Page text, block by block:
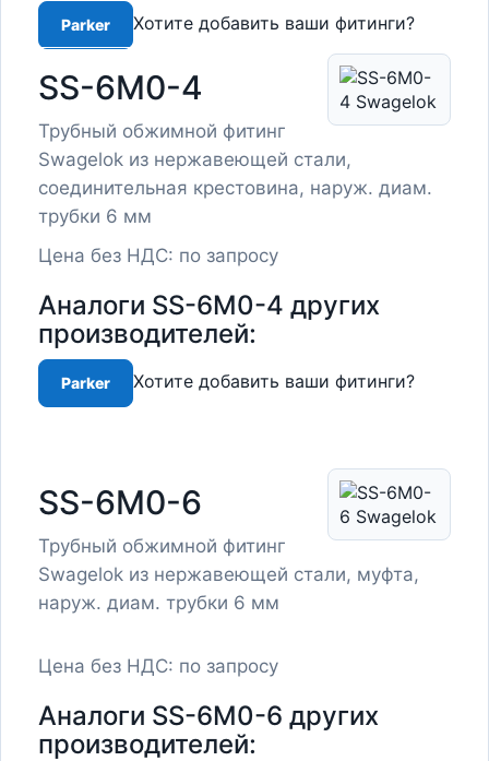
Parker Хотите добавить ваши фитинги?
SS-6M0-4
Трубный обжимной фитинг
Swagelok из нержавеющей стали,
соединительная крестовина, наруж. диам.
трубки 6 мм
Цена без НДС: по запросу
Аналоги SS-6M0-4 других
производителей:
Parker Хотите добавить ваши фитинги?
SS-6M0-6
Трубный обжимной фитинг
Swagelok из нержавеющей стали, муфта,
наруж. диам. трубки 6 мм
Цена без НДС: по запросу
Аналоги SS-6M0-6 других
производителей: